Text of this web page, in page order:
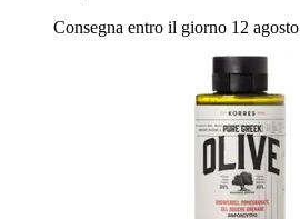
Consegna entro il giorno 12 agosto